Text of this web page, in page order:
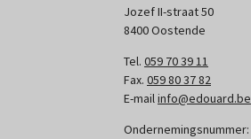
Jozef II-straat 50
8400 Oostende
Tel. 059 70 39 11
Fax. 059 80 37 82
E-mailinfo@edouard.be
Ondernemingsnummer: